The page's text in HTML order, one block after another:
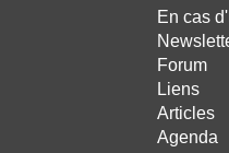
En cas
Forum
Liens
Articles
Agenda